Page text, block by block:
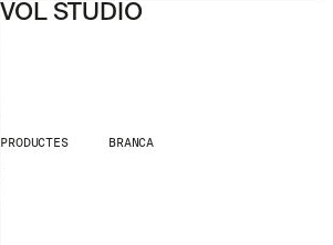
VOL STUDIO
PRODUCTES BRANCA